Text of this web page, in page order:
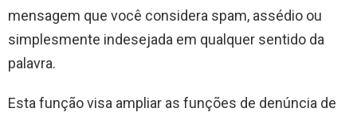
mensagem que você considera spam, assédio ou
simplesmente indesejada em qualquer sentido da
palavra.
Esta função visa ampliar as funções de denúncia de